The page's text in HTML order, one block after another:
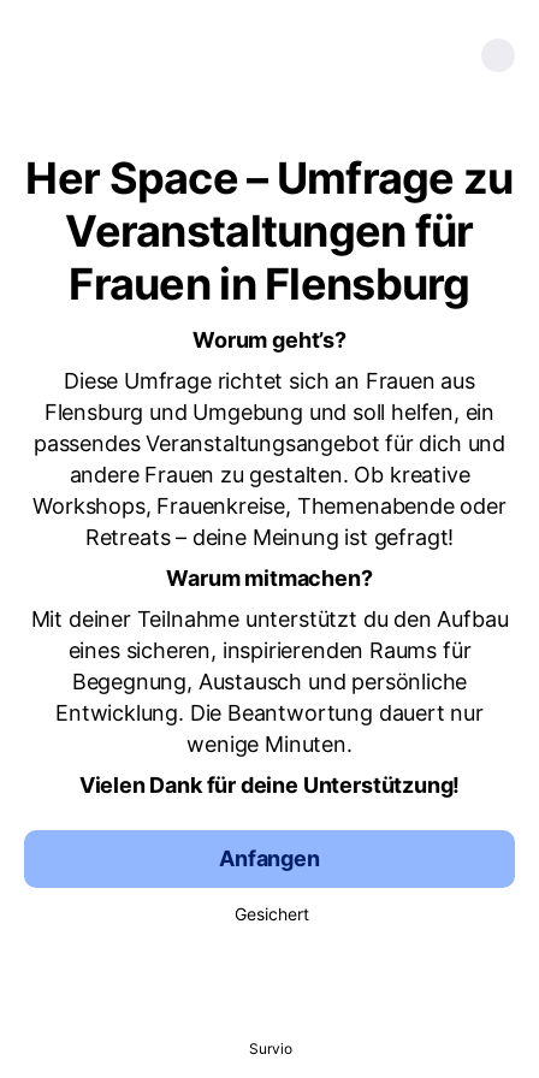
Her Space – Umfrage zu
Veranstaltungen für
Frauen in Flensburg
Worum geht’s?
Diese Umfrage richtet sich an Frauen aus
Flensburg und Umgebung und soll helfen, ein
passendes Veranstaltungsangebot für dich und
andere Frauen zu gestalten. Ob kreative
Workshops, Frauenkreise, Themenabende oder
Retreats – deine Meinung ist gefragt!
Warum mitmachen?
Mit deiner Teilnahme unterstützt du den Aufbau
eines sicheren, inspirierenden Raums für
Begegnung, Austausch und persönliche
Entwicklung. Die Beantwortung dauert nur
wenige Minuten.
Vielen Dank für deine Unterstützung!
Anfangen
Gesichert
Survio